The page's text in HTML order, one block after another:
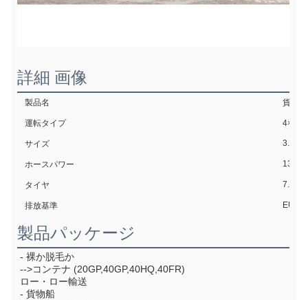
詳細 画像
製品名 貨物
運転タイプ 4×2
サイズ
ホースパワー 132HP
タイヤ
排放基準
製品パッケージ
- 裸か脱毛か
-->コンテナ (20GP,40GP,40HQ,40FR)
ロー・ロー輸送
- 貨物船